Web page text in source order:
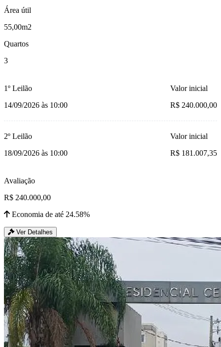
Área útil
55,00m2
Quartos
3
1º Leilão
14/09/2026 às 10:00
Valor inicial
R$ 240.000,00
2º Leilão
18/09/2026 às 10:00
Valor inicial
R$ 181.007,35
Avaliação
R$ 240.000,00
Economia de até 24.58%
Ver Detalhes